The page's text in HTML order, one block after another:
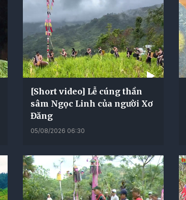
[Short video] Lễ cúng thần
sâm Ngọc Linh của người Xơ
Đăng
05/08/2026 06:30